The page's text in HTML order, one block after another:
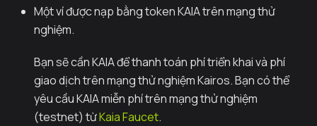
Một ví được nạp bằng token KAIA trên mạng thử
nghiệm.
Bạn sẽ cần KAIA để thanh toán phí triển khai và phí
giao dịch trên mạng thử nghiệm Kairos. Bạn có thể
yêu cầu KAIA miễn phí trên mạng thử nghiệm
(testnet) từKaia Faucet.